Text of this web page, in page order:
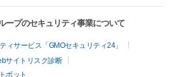
ープのセキュリティ事業について
ィサービス「GMOセキュリティ24」
サイトリスク診断
ボット